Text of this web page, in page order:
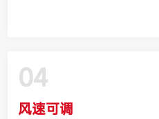
04
风速可调